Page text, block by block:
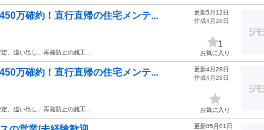
万確約！直行直帰の住宅メンテ...
定、追い出し、再発防止の施工…
更新5月12日
作成4月28日
1
お気に入り
万確約！直行直帰の住宅メンテ...
定、追い出し、再発防止の施工…
更新4月28日
作成4月28日
お気に入り
更新05月01日